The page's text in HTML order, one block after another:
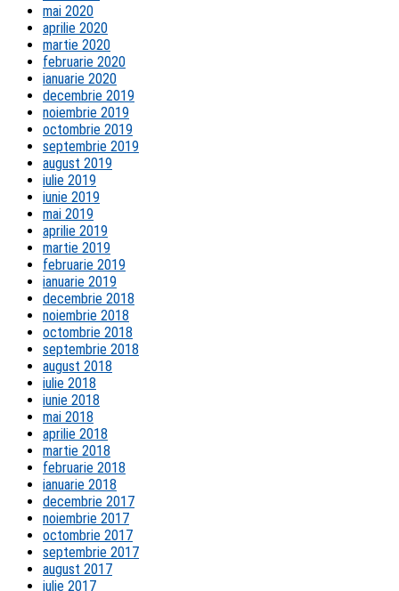
mai 2020
aprilie 2020
martie 2020
februarie 2020
ianuarie 2020
decembrie 2019
noiembrie 2019
octombrie 2019
septembrie 2019
august 2019
iulie 2019
iunie 2019
mai 2019
aprilie 2019
martie 2019
februarie 2019
ianuarie 2019
decembrie 2018
noiembrie 2018
octombrie 2018
septembrie 2018
august 2018
iulie 2018
iunie 2018
mai 2018
aprilie 2018
martie 2018
februarie 2018
ianuarie 2018
decembrie 2017
noiembrie 2017
octombrie 2017
septembrie 2017
august 2017
iulie 2017